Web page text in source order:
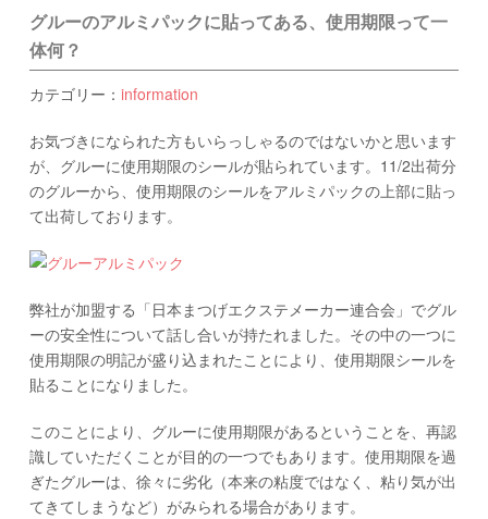
グルーのアルミパックに貼ってある、使用期限って一
体何？
カテゴリー： information
お気づきになられた方もいらっしゃるのではないかと思います
が、グルーに使用期限のシールが貼られています。11/2出荷分
のグルーから、使用期限のシールをアルミパックの上部に貼っ
て出荷しております。
弊社が加盟する「日本まつげエクステメーカー連合会」でグル
ーの安全性について話し合いが持たれました。その中の一つに
使用期限の明記が盛り込まれたことにより、使用期限シールを
貼ることになりました。
このことにより、グルーに使用期限があるということを、再認
識していただくことが目的の一つでもあります。使用期限を過
ぎたグルーは、徐々に劣化（本来の粘度ではなく、粘り気が出
てきてしまうなど）がみられる場合があります。